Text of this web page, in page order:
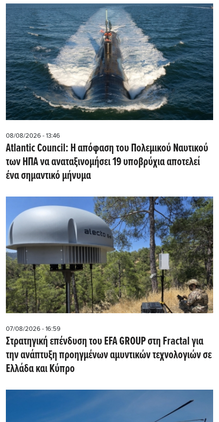
08/08/2026 - 13:46
Atlantic Council: Η απόφαση του Πολεμικού Ναυτικού
των ΗΠΑ να αναταξινομήσει 19 υποβρύχια αποτελεί
ένα σημαντικό μήνυμα
07/08/2026 - 16:59
Στρατηγική επένδυση του EFA GROUP στη Fractal για
την ανάπτυξη προηγμένων αμυντικών τεχνολογιών σε
Ελλάδα και Κύπρο